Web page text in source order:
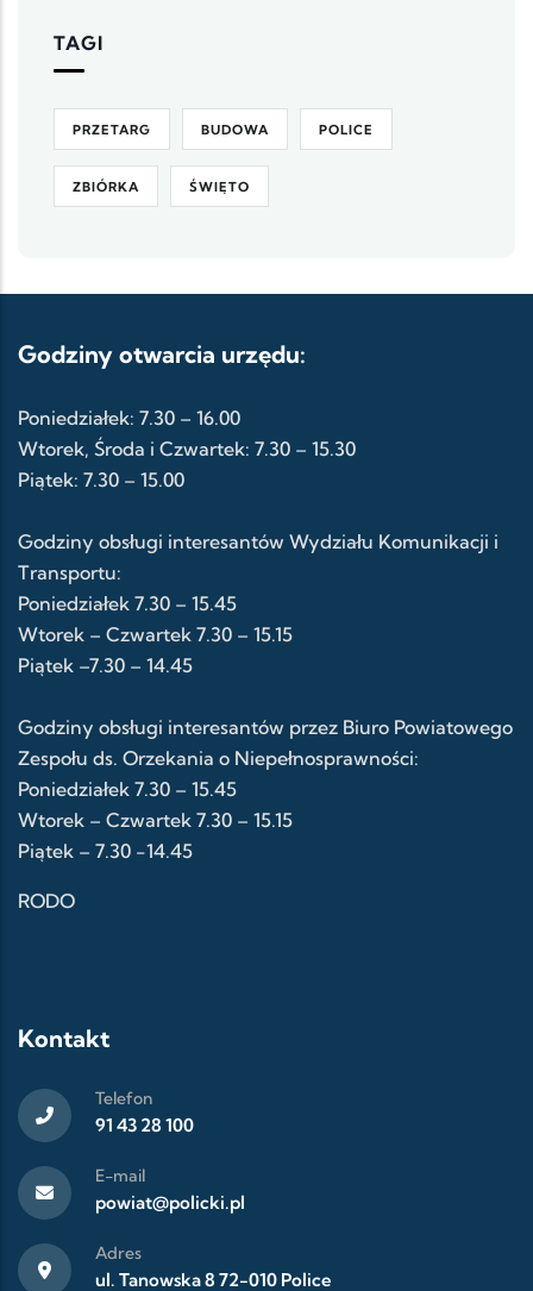
TAGI
PRZETARG BUDOWA POLICE
ZBIÓRKA ŚWIĘTO
Godziny otwarcia urzędu:
Poniedziałek: 7.30 – 16.00
Wtorek, Środa i Czwartek: 7.30 – 15.30
Piątek: 7.30 – 15.00
Godziny obsługi interesantów Wydziału Komunikacji i
Transportu:
Poniedziałek 7.30 – 15.45
Wtorek – Czwartek 7.30 – 15.15
Piątek –7.30 – 14.45
Godziny obsługi interesantów przez Biuro Powiatowego
Zespołu ds. Orzekania o Niepełnosprawności:
Poniedziałek 7.30 – 15.45
Wtorek – Czwartek 7.30 – 15.15
Piątek – 7.30 -14.45
RODO
Kontakt
Telefon
91 43 28 100
E-mail
powiat@policki.pl
Adres
ul. Tanowska 8 72-010 Police